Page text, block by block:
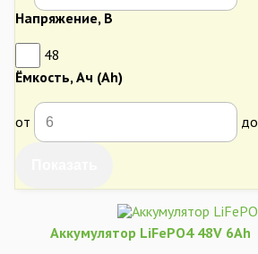
Напряжение, В
48
Ёмкость, Ач (Ah)
от до
Аккумулятор LiFePO4 48V 6Ah